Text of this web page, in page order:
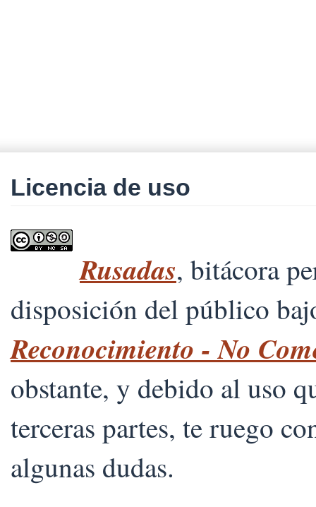
Licencia de uso
Rusadas, bitácora
disposición del público
Reconocimiento - No
obstante, y debido al uso
terceras partes, te ruego
algunas dudas.